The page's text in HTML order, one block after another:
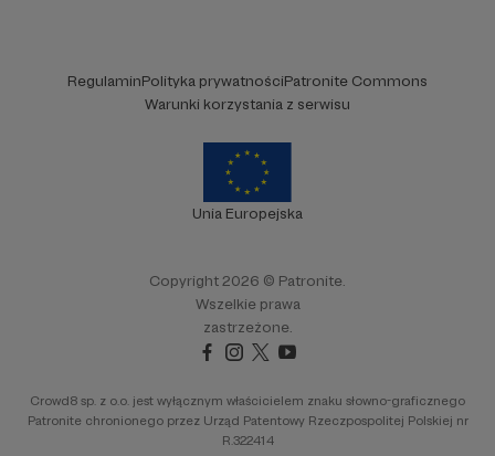
Aby zobaczyć treść musisz zmienić ustawienia
polityki prywatności
W tym miejscu powinna być zewnętrzna
RegulaminPolityka prywatnościPatronite Commons
Warunki korzystania z serwisu
Unia Europejska
Copyright 2026 © Patronite.
Wszelkie prawa
zastrzeżone.
Crowd8 sp. z o.o. jest wyłącznym właścicielem znaku słowno-graficznego
Patronite chronionego przez Urząd Patentowy Rzeczpospolitej Polskiej nr
R.322414